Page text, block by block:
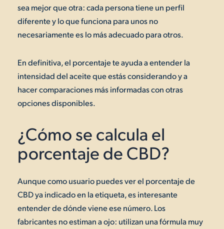
sea mejor que otra: cada persona tiene un perfil
diferente y lo que funciona para unos no
necesariamente es lo más adecuado para otros.
En definitiva, el porcentaje te ayuda a entender la
intensidad del aceite que estás considerando y a
hacer comparaciones más informadas con otras
opciones disponibles.
¿Cómo se calcula el
porcentaje de CBD?
Aunque como usuario puedes ver el porcentaje de
CBD ya indicado en la etiqueta, es interesante
entender de dónde viene ese número. Los
fabricantes no estiman a ojo: utilizan una fórmula muy